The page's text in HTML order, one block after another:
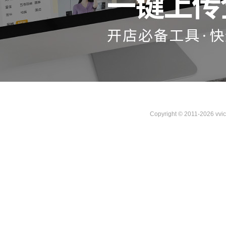
Copyright © 2011-2026